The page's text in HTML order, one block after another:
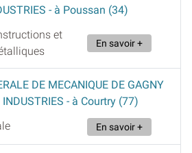
- à Poussan (34)
et
En savoir +
DE MECANIQUE DE GAGNY
- à Courtry (77)
En savoir +